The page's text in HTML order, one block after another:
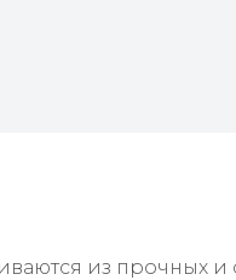
из прочных и